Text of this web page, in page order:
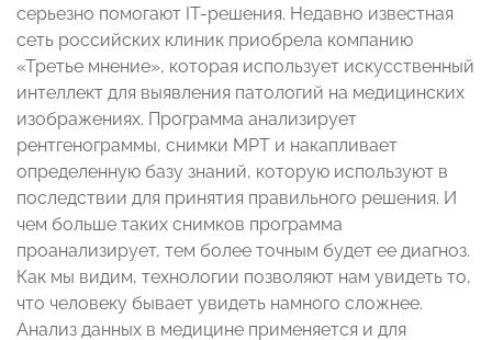
серьезно помогают IT-решения. Недавно известная
сеть российских клиник приобрела компанию
«Третье мнение», которая использует искусственный
интеллект для выявления патологий на медицинских
изображениях. Программа анализирует
рентгенограммы, снимки МРТ и накапливает
определенную базу знаний, которую используют в
последствии для принятия правильного решения. И
чем больше таких снимков программа
проанализирует, тем более точным будет ее диагноз.
Как мы видим, технологии позволяют нам увидеть то,
что человеку бывает увидеть намного сложнее.
Анализ данных в медицине применяется и для